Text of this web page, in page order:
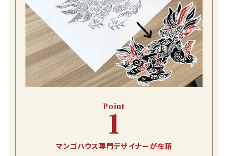
Point
1
マンゴハウス専門デザイナーが在籍